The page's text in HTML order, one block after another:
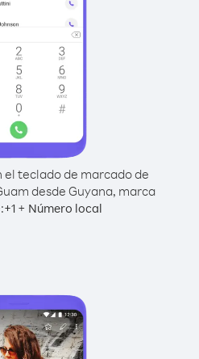
el teclado de marcado de
desde Guyana, marca
+1+ Número local